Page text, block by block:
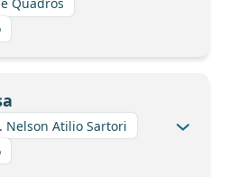
Nelson Atilio Sartori